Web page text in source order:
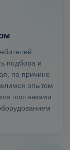
подбора и
по причине
опытом
поставками